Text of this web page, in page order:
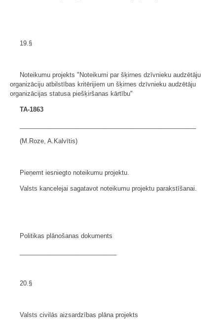
19.§
Noteikumu projekts "Noteikumi par šķirnes dzīvnieku audzētāju
organizāciju atbilstības kritērijiem un šķirnes dzīvnieku audzētāju
organizācijas statusa piešķiršanas kārtību"
TA-1863
(M.Roze, A.Kalvītis)
Pieņemt iesniegto noteikumu projektu.
Valsts kancelejai sagatavot noteikumu projektu parakstīšanai.
Politikas plānošanas dokuments
20.§
Valsts civilās aizsardzības plāna projekts